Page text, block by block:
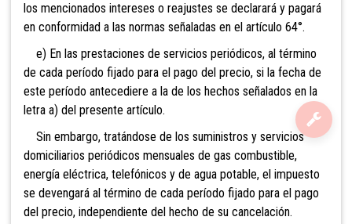
los mencionados intereses o reajustes se declarará y pagará
en conformidad a las normas señaladas en el artículo 64°.
e) En las prestaciones de servicios periódicos, al término
de cada período fijado para el pago del precio, si la fecha de
este período antecediere a la de los hechos señalados en la
letra a) del presente artículo.
Sin embargo, tratándose de los suministros y servicios
domiciliarios periódicos mensuales de gas combustible,
energía eléctrica, telefónicos y de agua potable, el impuesto
se devengará al término de cada período fijado para el pago
del precio, independiente del hecho de su cancelación.